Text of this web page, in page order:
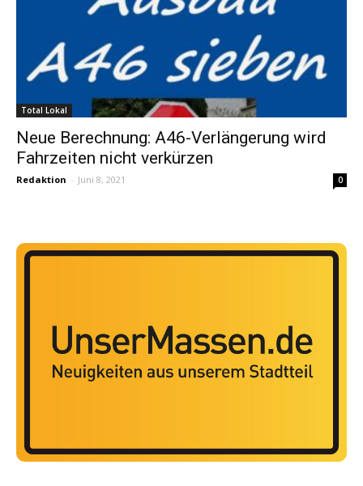
Total Lokal
Neue Berechnung: A46-Verlängerung wird
Fahrzeiten nicht verkürzen
Redaktion - Juni 8, 2021 0